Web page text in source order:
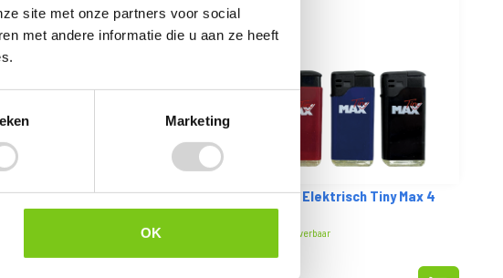
site met onze partners voor social
met andere informatie die u aan ze heeft
Marketing
OK
Elektrisch Tiny
Tokai Aansteker Elektrisch Tiny Max 4
Stuks
Op voorraad: direct leverbaar
VANAF